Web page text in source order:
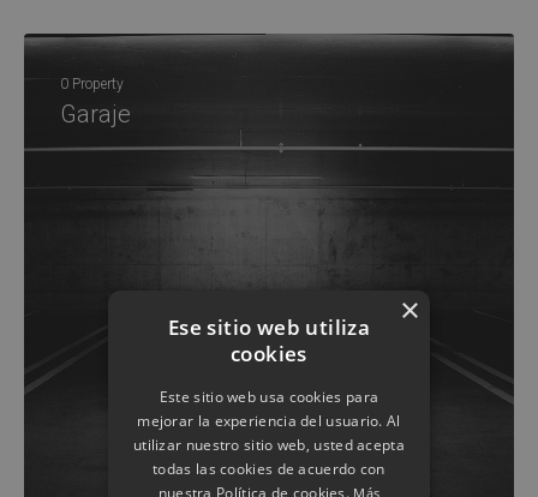
0 Property
Garaje
×
Ese sitio web utiliza
cookies
Este sitio web usa cookies para
mejorar la experiencia del usuario. Al
utilizar nuestro sitio web, usted acepta
todas las cookies de acuerdo con
nuestra Política de cookies. Más